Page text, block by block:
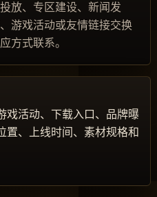
放、专区建设、新闻发
游戏活动或友情链接交换
方式联系。
戏活动、下载入口、品牌曝
置、上线时间、素材规格和